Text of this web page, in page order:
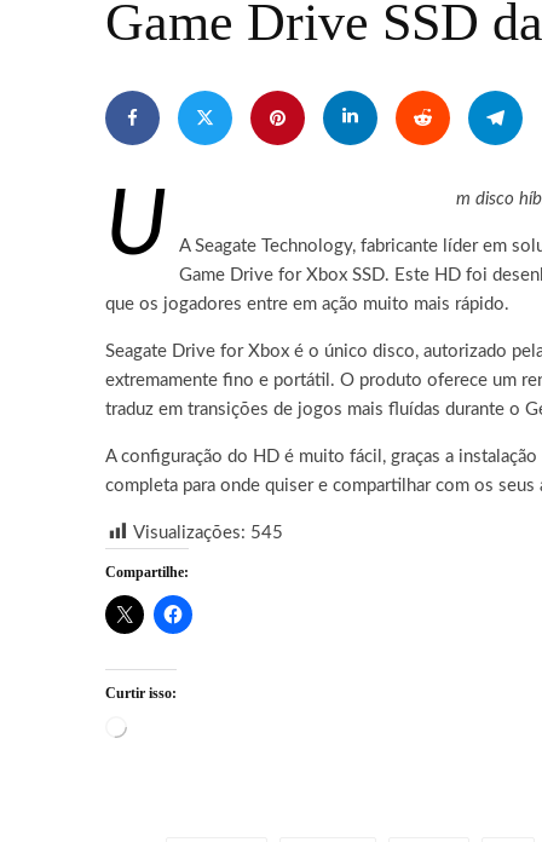
Game Drive SSD
U m disco
A Seagate Technology, fabricante líder em
Game Drive for Xbox SSD. Este HD foi
que os jogadores entre em ação muito mais rápido.
Seagate Drive for Xbox é o único disco, autorizado
extremamente fino e portátil. O produto oferece um
traduz em transições de jogos mais fluídas durante o
A configuração do HD é muito fácil, graças a
completa para onde quiser e compartilhar com os
Visualizações: 545
Compartilhe:
Curtir isso:
Carregando...